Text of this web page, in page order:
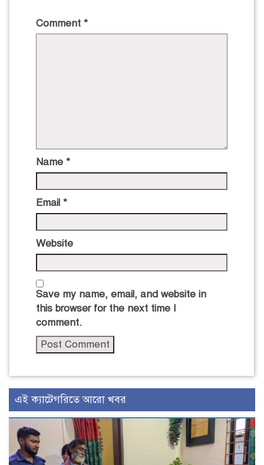
Comment *
Name *
Email *
Website
Save my name, email, and website in
this browser for the next time I
comment.
এই ক্যাটেগরিতে আরো খবর